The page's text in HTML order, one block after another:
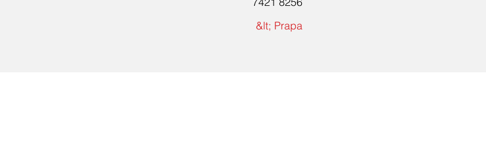
&lt; Prapa